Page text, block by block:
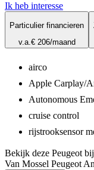
Ik heb interesse
Particulier financieren
v.a.€ 206/maand
airco
Apple Carplay/
Autonomous
cruise control
rijstrooksensor
Bekijk deze Peugeot bij
Van Mossel Peugeot